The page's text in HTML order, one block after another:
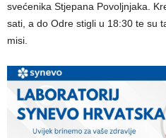
svećenika Stjepana Povoljnjaka.
sati, a do Odre stigli u 18:30 te su
misi.